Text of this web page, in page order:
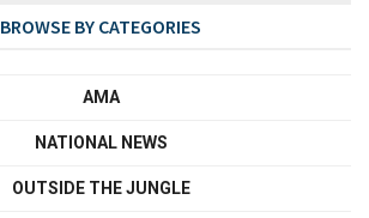
BROWSE BY CATEGORIES
AMA
NATIONAL NEWS
OUTSIDE THE JUNGLE